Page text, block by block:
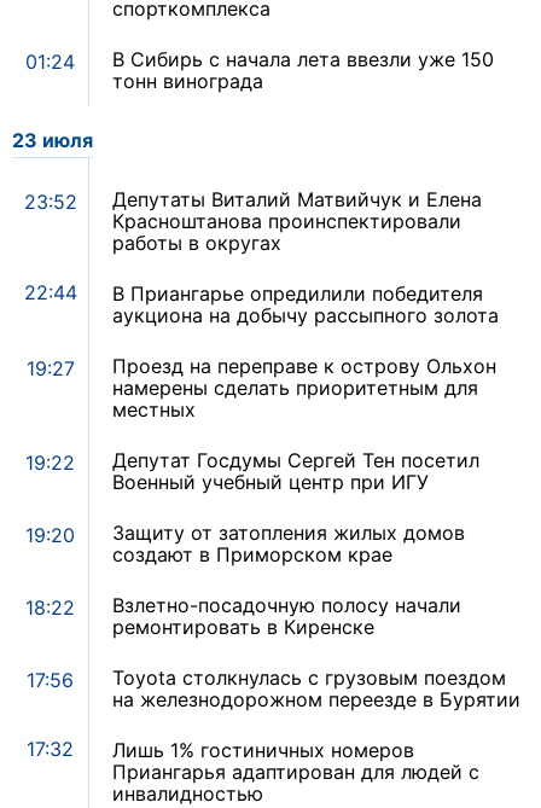
спорткомплекса
01:24
В Сибирь с начала лета ввезли уже 150
тонн винограда
23 июля
23:52
Депутаты Виталий Матвийчук и Елена
Красноштанова проинспектировали
работы в округах
22:44
В Приангарье опредилили победителя
аукциона на добычу рассыпного золота
19:27
Проезд на переправе к острову Ольхон
намерены сделать приоритетным для
местных
19:22
Депутат Госдумы Сергей Тен посетил
Военный учебный центр при ИГУ
19:20
Защиту от затопления жилых домов
создают в Приморском крае
18:22
Взлетно-посадочную полосу начали
ремонтировать в Киренске
17:56
Toyota столкнулась с грузовым поездом
на железнодорожном переезде в Бурятии
17:32
Лишь 1% гостиничных номеров
Приангарья адаптирован для людей с
инвалидностью